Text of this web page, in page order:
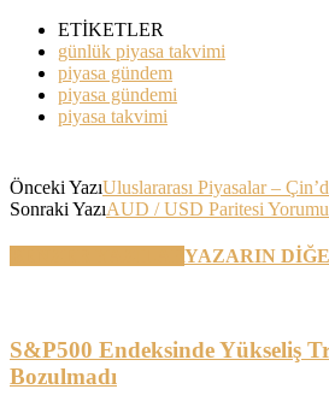
ETİKETLER
günlük piyasa takvimi
piyasa gündem
piyasa gündemi
piyasa takvimi
Önceki YazıUluslararası Piyasalar –
Sonraki YazıAUD / USD Paritesi
YAZARIN
S&P500 Endeksinde Yükseliş
Bozulmadı